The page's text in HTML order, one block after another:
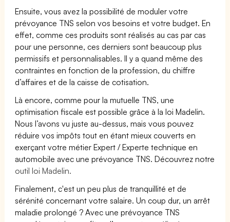
Ensuite, vous avez la possibilité de moduler votre
prévoyance TNS selon vos besoins et votre budget. En
effet, comme ces produits sont réalisés au cas par cas
pour une personne, ces derniers sont beaucoup plus
permissifs et personnalisables. Il y a quand même des
contraintes en fonction de la profession, du chiffre
d’affaires et de la caisse de cotisation.
Là encore, comme pour la mutuelle TNS, une
optimisation fiscale est possible grâce à la loi Madelin.
Nous l’avons vu juste au-dessus, mais vous pouvez
réduire vos impôts tout en étant mieux couverts en
exerçant votre métier Expert / Experte technique en
automobile avec une prévoyance TNS. Découvrez notre
outil loi Madelin.
Finalement, c'est un peu plus de tranquillité et de
sérénité concernant votre salaire. Un coup dur, un arrêt
maladie prolongé ? Avec une prévoyance TNS